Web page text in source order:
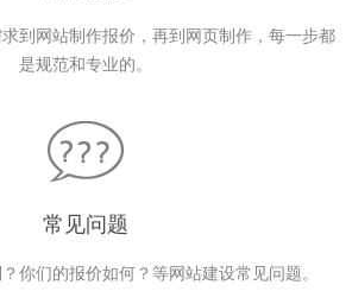
到网站制作报价，再到网页制作，每一步都
是规范和专业的。
常见问题
你们的报价如何？等网站建设常见问题。